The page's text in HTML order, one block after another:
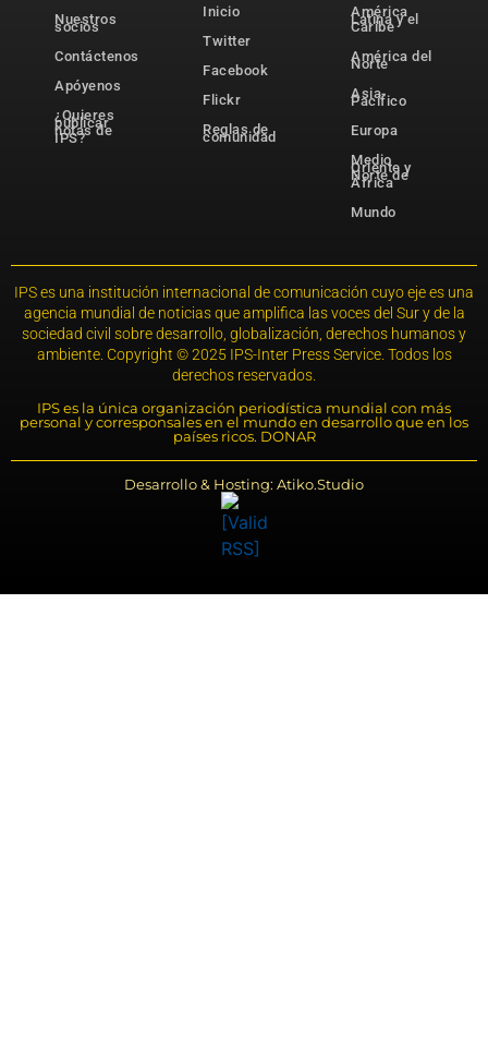
Nuestros
socios
Contáctenos
Apóyenos
¿Quieres
publicar
notas de
IPS?
Inicio
Twitter
Facebook
Flickr
Reglas de
comunidad
América
Latina y el
Caribe
América del
Norte
Asia-
Pacífico
Europa
Medio
Oriente y
Norte de
África
Mundo
IPS es una institución internacional de comunicación cuyo eje es una
agencia mundial de noticias que amplifica las voces del Sur y de la
sociedad civil sobre desarrollo, globalización, derechos humanos y
ambiente. Copyright © 2025 IPS-Inter Press Service. Todos los
derechos reservados.
IPS es la única organización periodística mundial con más
personal y corresponsales en el mundo en desarrollo que en los
países ricos. DONAR
Desarrollo & Hosting: Atiko.Studio